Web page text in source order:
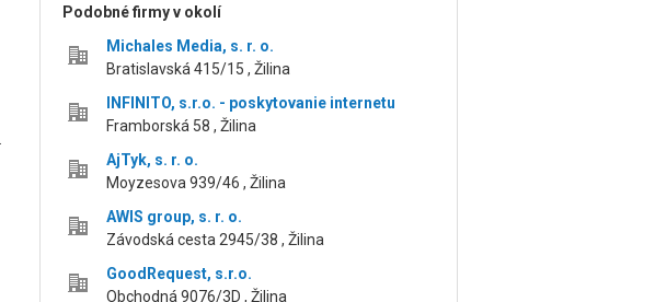
Podobné firmy v okolí
Michales Media, s. r. o.
Bratislavská 415/15 , Žilina
INFINITO, s.r.o. - poskytovanie internetu
Framborská 58 , Žilina
AjTyk, s. r. o.
Moyzesova 939/46 , Žilina
AWIS group, s. r. o.
Závodská cesta 2945/38 , Žilina
GoodRequest, s.r.o.
Obchodná 9076/3D , Žilina